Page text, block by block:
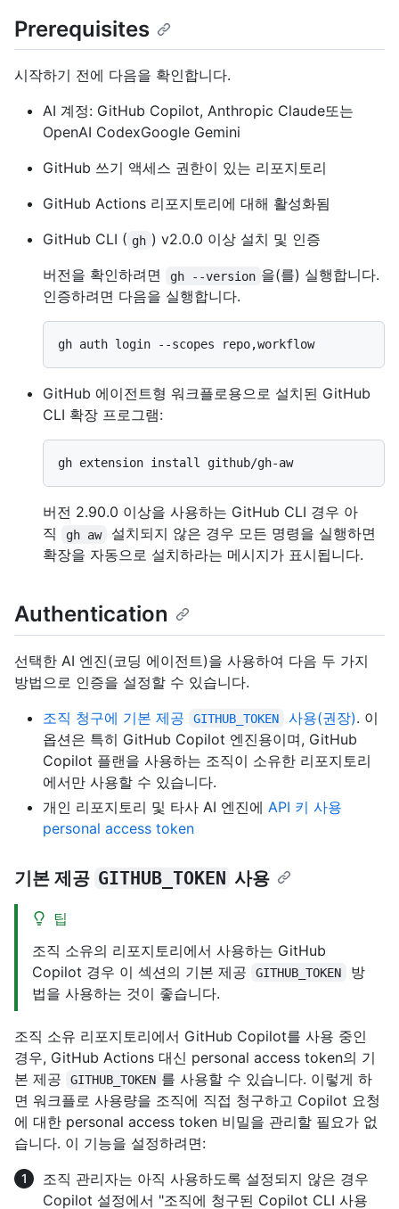
Prerequisites
시작하기 전에 다음을 확인합니다.
AI 계정: GitHub Copilot, Anthropic Claude또는
OpenAI CodexGoogle Gemini
GitHub 쓰기 액세스 권한이 있는 리포지토리
GitHub Actions 리포지토리에 대해 활성화됨
GitHub CLI ( gh ) v2.0.0 이상 설치 및 인증
버전을 확인하려면
gh --version 을(를) 실행합니다.
인증하려면 다음을 실행합니다.
GitHub 에이전트형 워크플로용으로 설치된 GitHub
CLI 확장 프로그램:
버전 2.90.0 이상을 사용하는 GitHub CLI 경우 아
직
gh aw
설치되지 않은 경우 모든 명령을 실행하면
확장을 자동으로 설치하라는 메시지가 표시됩니다.
Authentication
선택한 AI 엔진(코딩 에이전트)을 사용하여 다음 두 가지
방법으로 인증을 설정할 수 있습니다.
조직 청구에 기본 제공
GITHUB_TOKEN 사용(권장). 이
옵션은 특히 GitHub Copilot 엔진용이며, GitHub
Copilot 플랜을 사용하는 조직이 소유한 리포지토리
에서만 사용할 수 있습니다.
개인 리포지토리 및 타사 AI 엔진에 API 키 사용
personal access token
기본 제공 GITHUB_TOKEN 사용
팁
조직 소유의 리포지토리에서 사용하는 GitHub
Copilot 경우 이 섹션의 기본 제공
GITHUB_TOKEN
방
법을 사용하는 것이 좋습니다.
조직 소유 리포지토리에서 GitHub Copilot를 사용 중인
경우, GitHub Actions 대신 personal access token의 기
본 제공
GITHUB_TOKEN 를 사용할 수 있습니다. 이렇게 하
면 워크플로 사용량을 조직에 직접 청구하고 Copilot 요청
에 대한 personal access token 비밀을 관리할 필요가 없
습니다. 이 기능을 설정하려면:
조직 관리자는 아직 사용하도록 설정되지 않은 경우
Copilot 설정에서 "조직에 청구된 Copilot CLI 사용